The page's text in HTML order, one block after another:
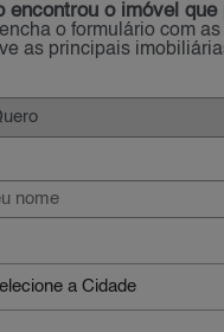
encontrou o imóvel que
o formulário com
as principais
a Cidade